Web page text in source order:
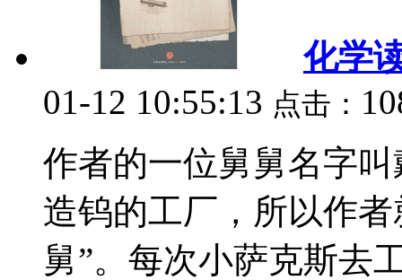
化学
01-12 10:55:13 点击：
作者的一位舅舅名字
造钨的工厂，所以作
舅”。每次小萨克斯去